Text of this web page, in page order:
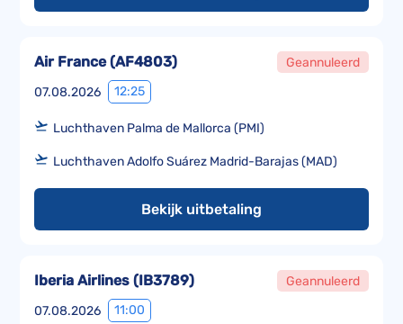
07.08.2026 12:25
Air France(AF4803) Geannuleerd
Luchthaven Palma de Mallorca (PMI)
Luchthaven Adolfo Suárez Madrid-Barajas (MAD)
Bekijk uitbetaling
07.08.2026 11:00
Iberia Airlines (IB3789) Geannuleerd